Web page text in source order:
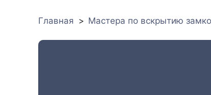
Главная Мастера по вскрытию